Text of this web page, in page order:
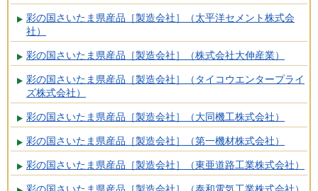
彩の国さいたま県産品［製造会社］（太平洋セメント株式会
社）
彩の国さいたま県産品［製造会社］（株式会社大伸産業）
彩の国さいたま県産品［製造会社］（タイコウエンタープライ
ズ株式会社）
彩の国さいたま県産品［製造会社］（大同機工株式会社）
彩の国さいたま県産品［製造会社］（第一機材株式会社）
彩の国さいたま県産品［製造会社］（東亜道路工業株式会社）